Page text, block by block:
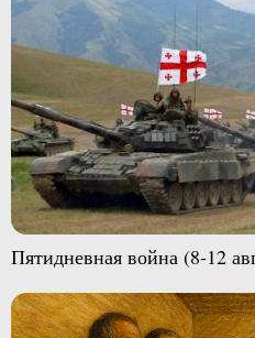
Пятидневная война (8-12